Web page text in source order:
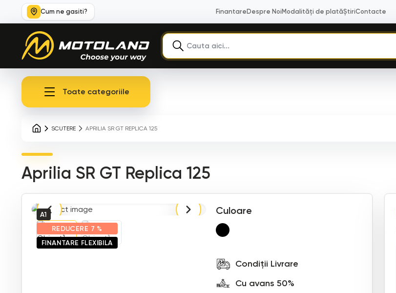
Cum ne gasiti? Finantare Despre Noi Modalități de platăȘtiriContacte
Toate categoriile
SCUTERE APRILIA SR GT REPLICA 125
Aprilia SR GT Replica 125
A1
REDUCERE 7 %
FINANTARE FLEXIBILA
Culoare
Condiții Livrare
Cu avans 50%